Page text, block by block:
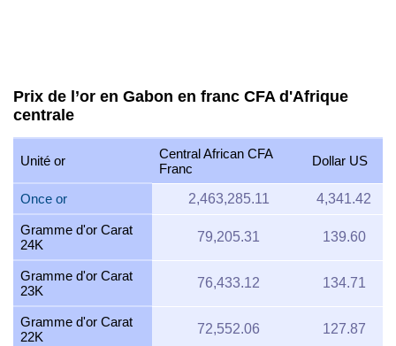
Prix de l’or en Gabon en franc CFA d'Afrique
centrale
Unité or
Central African CFA
Franc
Dollar US
Once or 2,463,285.11 4,341.42
Gramme d'or Carat
24K
79,205.31 139.60
Gramme d'or Carat
23K
76,433.12 134.71
Gramme d'or Carat
22K
72,552.06 127.87